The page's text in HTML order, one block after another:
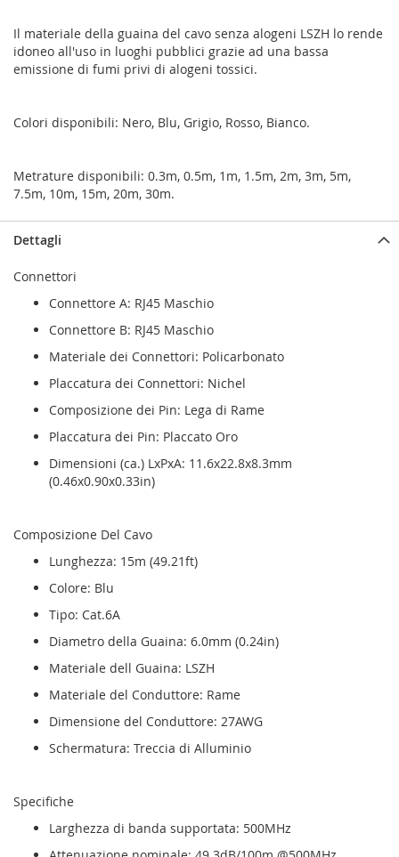
Il materiale della guaina del cavo senza alogeni LSZH lo rende
idoneo all'uso in luoghi pubblici grazie ad una bassa
emissione di fumi privi di alogeni tossici.
Colori disponibili: Nero, Blu, Grigio, Rosso, Bianco.
Metrature disponibili: 0.3m, 0.5m, 1m, 1.5m, 2m, 3m, 5m,
7.5m, 10m, 15m, 20m, 30m.
Dettagli
Connettori
Connettore A: RJ45 Maschio
Connettore B: RJ45 Maschio
Materiale dei Connettori: Policarbonato
Placcatura dei Connettori: Nichel
Composizione dei Pin: Lega di Rame
Placcatura dei Pin: Placcato Oro
Dimensioni (ca.) LxPxA: 11.6x22.8x8.3mm
(0.46x0.90x0.33in)
Composizione Del Cavo
Lunghezza: 15m (49.21ft)
Colore: Blu
Tipo: Cat.6A
Diametro della Guaina: 6.0mm (0.24in)
Materiale dell Guaina: LSZH
Materiale del Conduttore: Rame
Dimensione del Conduttore: 27AWG
Schermatura: Treccia di Alluminio
Specifiche
Larghezza di banda supportata: 500MHz